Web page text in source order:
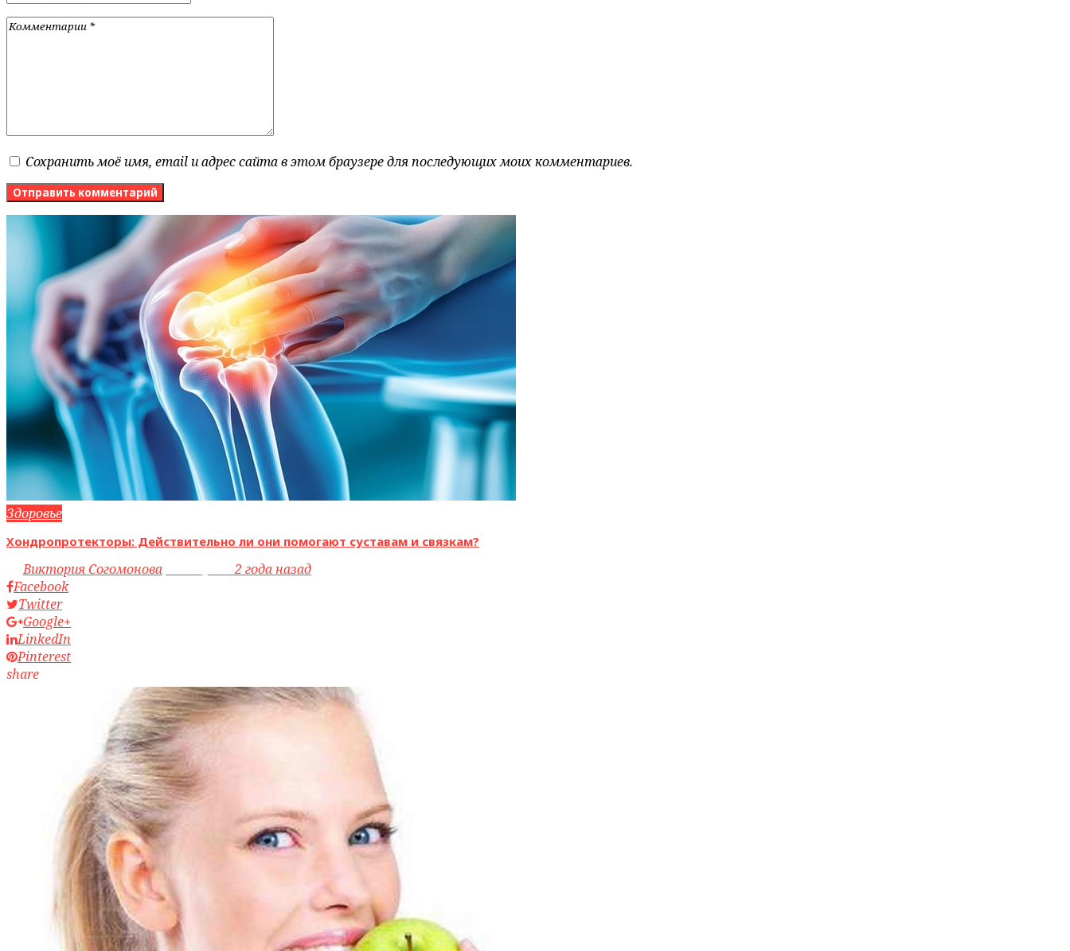
Сохранить моё имя, email и адрес сайта в этом браузере для последующих моих комментариев.
Здоровье
Хондропротекторы: Действительно ли они помогают суставам и связкам?
byВиктория Согомонова access_time2 года назад
Facebook
Twitter
Google+
LinkedIn
Pinterest
share